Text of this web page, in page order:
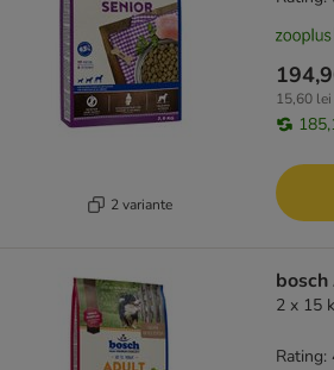
2 variante
15,60 lei
2 x 15
Rating: